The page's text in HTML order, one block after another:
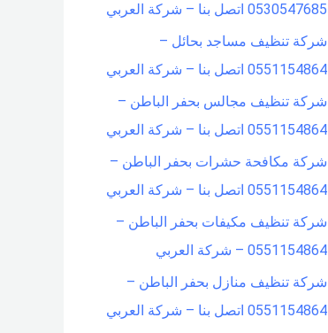
0530547685 اتصل بنا – شركة العربي
شركة تنظيف مساجد بحائل –
0551154864 اتصل بنا – شركة العربي
شركة تنظيف مجالس بحفر الباطن –
0551154864 اتصل بنا – شركة العربي
شركة مكافحة حشرات بحفر الباطن –
0551154864 اتصل بنا – شركة العربي
شركة تنظيف مكيفات بحفر الباطن –
0551154864 – شركة العربي
شركة تنظيف منازل بحفر الباطن –
0551154864 اتصل بنا – شركة العربي